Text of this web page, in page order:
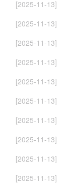
[2025-11-13]
[2025-11-13]
[2025-11-13]
[2025-11-13]
[2025-11-13]
[2025-11-13]
[2025-11-13]
[2025-11-13]
[2025-11-13]
[2025-11-13]